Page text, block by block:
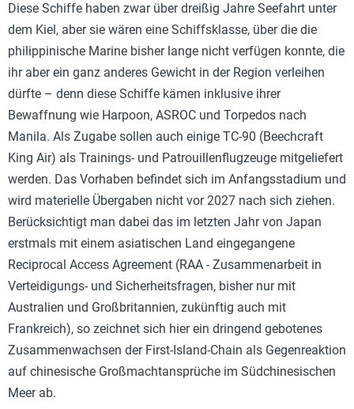
Diese Schiffe haben zwar über dreißig Jahre Seefahrt unter
dem Kiel, aber sie wären eine Schiffsklasse, über die die
philippinische Marine bisher lange nicht verfügen konnte, die
ihr aber ein ganz anderes Gewicht in der Region verleihen
dürfte – denn diese Schiffe kämen inklusive ihrer
Bewaffnung wie Harpoon, ASROC und Torpedos nach
Manila. Als Zugabe sollen auch einige TC-90 (Beechcraft
King Air) als Trainings- und Patrouillenflugzeuge mitgeliefert
werden. Das Vorhaben befindet sich im Anfangsstadium und
wird materielle Übergaben nicht vor 2027 nach sich ziehen.
Berücksichtigt man dabei das im letzten Jahr von Japan
erstmals mit einem asiatischen Land eingegangene
Reciprocal Access Agreement (RAA - Zusammenarbeit in
Verteidigungs- und Sicherheitsfragen, bisher nur mit
Australien und Großbritannien, zukünftig auch mit
Frankreich), so zeichnet sich hier ein dringend gebotenes
Zusammenwachsen der First-Island-Chain als Gegenreaktion
auf chinesische Großmachtansprüche im Südchinesischen
Meer ab.